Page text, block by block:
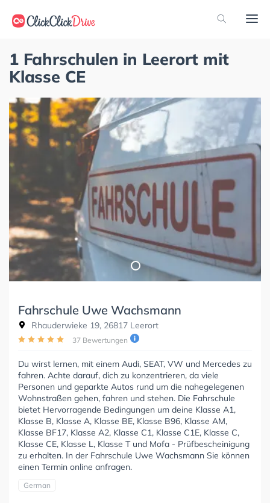
1 Fahrschulen in Leerort mit
Klasse CE
Fahrschule Uwe Wachsmann
Rhauderwieke 19, 26817 Leerort
37 Bewertungen
Du wirst lernen, mit einem Audi, SEAT, VW und Mercedes zu
fahren. Achte darauf, dich zu konzentrieren, da viele
Personen und geparkte Autos rund um die nahegelegenen
Wohnstraßen gehen, fahren und stehen. Die Fahrschule
bietet Hervorragende Bedingungen um deine Klasse A1,
Klasse B, Klasse A, Klasse BE, Klasse B96, Klasse AM,
Klasse BF17, Klasse A2, Klasse C1, Klasse C1E, Klasse C,
Klasse CE, Klasse L, Klasse T und Mofa - Prüfbescheinigung
zu erhalten. In der Fahrschule Uwe Wachsmann Sie können
einen Termin online anfragen.
German